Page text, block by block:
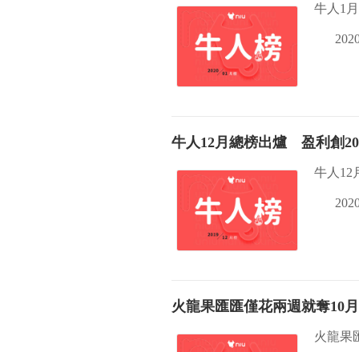
牛人1
牛人12月總榜出爐 盈利創
牛人12
火龍果匯匯僅花兩週就奪10
火龍果